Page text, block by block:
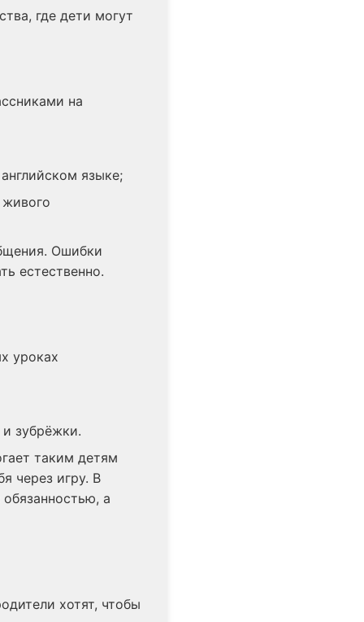
где дети могут
на
языке;
Ошибки
естественно.
уроках
зубрёжки.
таким детям
через игру. В
а
хотят, чтобы